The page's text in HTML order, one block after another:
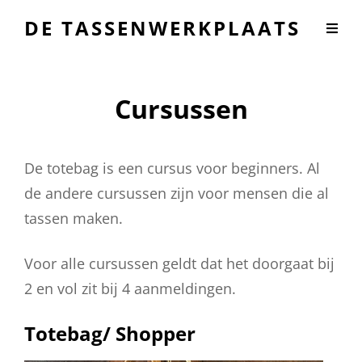
DE TASSENWERKPLAATS
Cursussen
De totebag is een cursus voor beginners. Al
de andere cursussen zijn voor mensen die al
tassen maken.
Voor alle cursussen geldt dat het doorgaat bij
2 en vol zit bij 4 aanmeldingen.
Totebag/ Shopper